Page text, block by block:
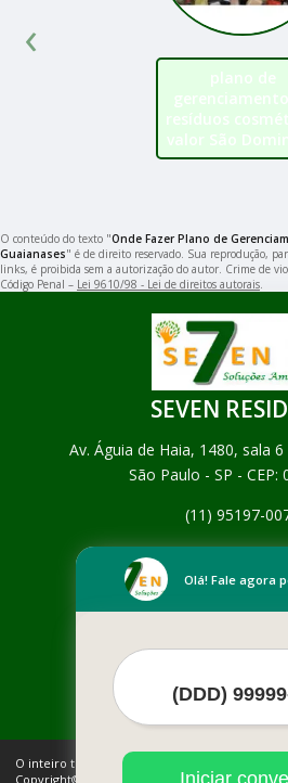
plano de
resíduos
valor São
‹
O conteúdo do texto "Onde Fazer Plano de
Guaianases" é de direito reservado. Sua reprodução,
links, é proibida sem a autorização do autor. Crime de
Código Penal – Lei 9610/98 - Lei de direitos autorais.
SEVEN
Av. Águia de Haia, 1480, sala
São Paulo - SP - CEP:
(11) 95197-
Empresa
Contato
Mais Serviços
O inteiro teor deste site está sujeito à
Copyright© SEVEN RESIDUOS (Lei 9610 de 19/02/
Olá! Fale agora
Iniciar